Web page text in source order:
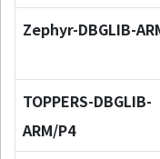
Zephyr-DBGLIB-
TOPPERS-DBGLIB-
ARM/P4